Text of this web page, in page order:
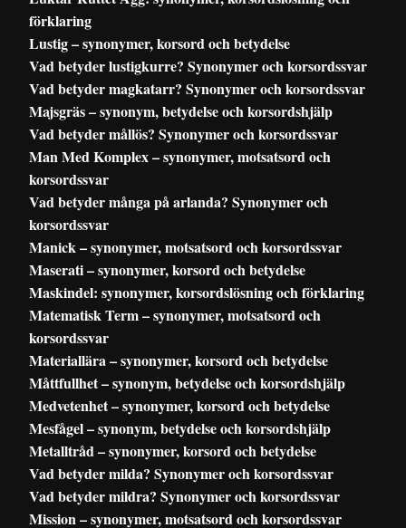
förklaring
Lustig – synonymer, korsord och betydelse
Vad betyder lustigkurre? Synonymer och korsordssvar
Vad betyder magkatarr? Synonymer och korsordssvar
Majsgräs – synonym, betydelse och korsordshjälp
Vad betyder mållös? Synonymer och korsordssvar
Man Med Komplex – synonymer, motsatsord och
korsordssvar
Vad betyder många på arlanda? Synonymer och
korsordssvar
Manick – synonymer, motsatsord och korsordssvar
Maserati – synonymer, korsord och betydelse
Maskindel: synonymer, korsordslösning och förklaring
Matematisk Term – synonymer, motsatsord och
korsordssvar
Materiallära – synonymer, korsord och betydelse
Måttfullhet – synonym, betydelse och korsordshjälp
Medvetenhet – synonymer, korsord och betydelse
Mesfågel – synonym, betydelse och korsordshjälp
Metalltråd – synonymer, korsord och betydelse
Vad betyder milda? Synonymer och korsordssvar
Vad betyder mildra? Synonymer och korsordssvar
Mission – synonymer, motsatsord och korsordssvar